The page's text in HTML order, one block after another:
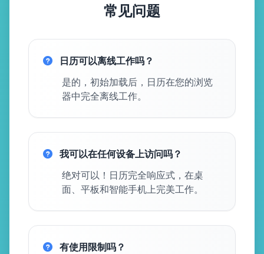
常见问题
日历可以离线工作吗？
是的，初始加载后，日历在您的浏览
器中完全离线工作。
我可以在任何设备上访问吗？
绝对可以！日历完全响应式，在桌
面、平板和智能手机上完美工作。
有使用限制吗？